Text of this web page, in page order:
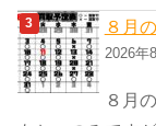
８月
2026年
８月